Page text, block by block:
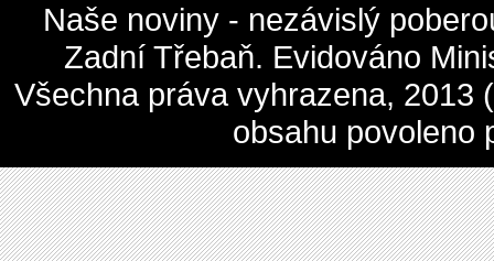
Naše noviny - nezávislý
Zadní Třebaň. Evidováno
Všechna práva vyhrazena,
obsahu povoleno